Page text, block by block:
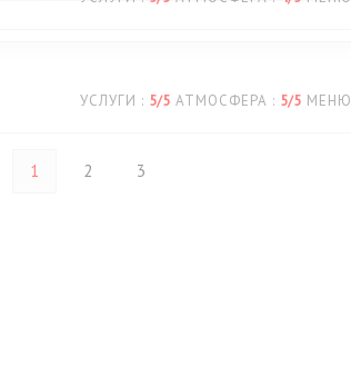
УСЛУГИ : 5/5 АТМОСФЕРА : 5/5 МЕНЮ
1 2 3